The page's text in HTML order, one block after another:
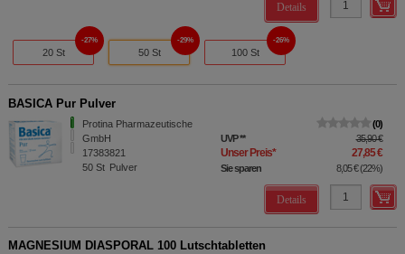
Details
20 St
27%
50 St
29%
100 St
26%
BASICA Pur Pulver
Protina Pharmazeutische
GmbH
17383821
50 St Pulver
0
UVP** 35,90 €
Unser Preis* 27,85 €
Sie sparen 8,05 €(22%)
Details
MAGNESIUM DIASPORAL 100 Lutschtabletten